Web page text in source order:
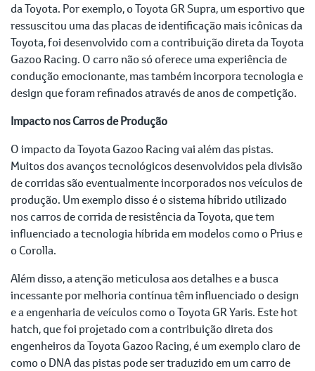
da Toyota. Por exemplo, o Toyota GR Supra, um esportivo que
ressuscitou uma das placas de identificação mais icônicas da
Toyota, foi desenvolvido com a contribuição direta da Toyota
Gazoo Racing. O carro não só oferece uma experiência de
condução emocionante, mas também incorpora tecnologia e
design que foram refinados através de anos de competição.
Impacto nos Carros de Produção
O impacto da Toyota Gazoo Racing vai além das pistas.
Muitos dos avanços tecnológicos desenvolvidos pela divisão
de corridas são eventualmente incorporados nos veículos de
produção. Um exemplo disso é o sistema híbrido utilizado
nos carros de corrida de resistência da Toyota, que tem
influenciado a tecnologia híbrida em modelos como o Prius e
o Corolla.
Além disso, a atenção meticulosa aos detalhes e a busca
incessante por melhoria contínua têm influenciado o design
e a engenharia de veículos como o Toyota GR Yaris. Este hot
hatch, que foi projetado com a contribuição direta dos
engenheiros da Toyota Gazoo Racing, é um exemplo claro de
como o DNA das pistas pode ser traduzido em um carro de